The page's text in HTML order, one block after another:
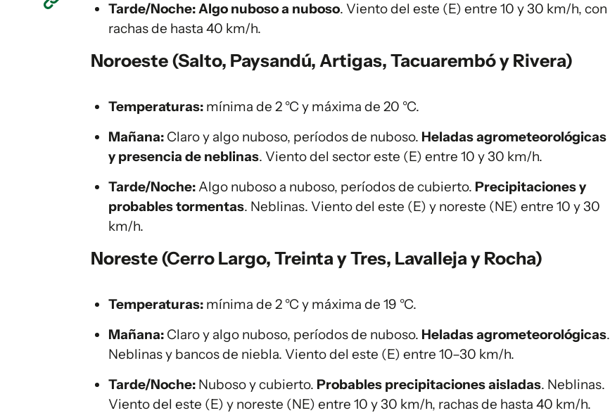
Tarde/Noche:Algo nuboso a nuboso. Viento del este (E) entre 10 y 30 km/h, con
rachas de hasta 40 km/h.
Noroeste (Salto, Paysandú, Artigas, Tacuarembó y Rivera)
Temperaturas: mínima de 2 °C y máxima de 20 °C.
Mañana: Claro y algo nuboso, períodos de nuboso. Heladas agrometeorológicas
y presencia de neblinas. Viento del sector este (E) entre 10 y 30 km/h.
Tarde/Noche:Algo nuboso a nuboso, períodos de cubierto. Precipitaciones y
probables tormentas. Neblinas. Viento del este (E) y noreste (NE) entre 10 y 30
km/h.
Noreste (Cerro Largo, Treinta y Tres, Lavalleja y Rocha)
Temperaturas: mínima de 2 °C y máxima de 19 °C.
Mañana: Claro y algo nuboso, períodos de nuboso. Heladas agrometeorológicas.
Neblinas y bancos de niebla. Viento del este (E) entre 10–30 km/h.
Tarde/Noche: Nuboso y cubierto. Probables precipitaciones aisladas. Neblinas.
Viento del este (E) y noreste (NE) entre 10 y 30 km/h, rachas de hasta 40 km/h.